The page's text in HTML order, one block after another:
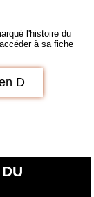
l'histoire du
à sa fiche
D